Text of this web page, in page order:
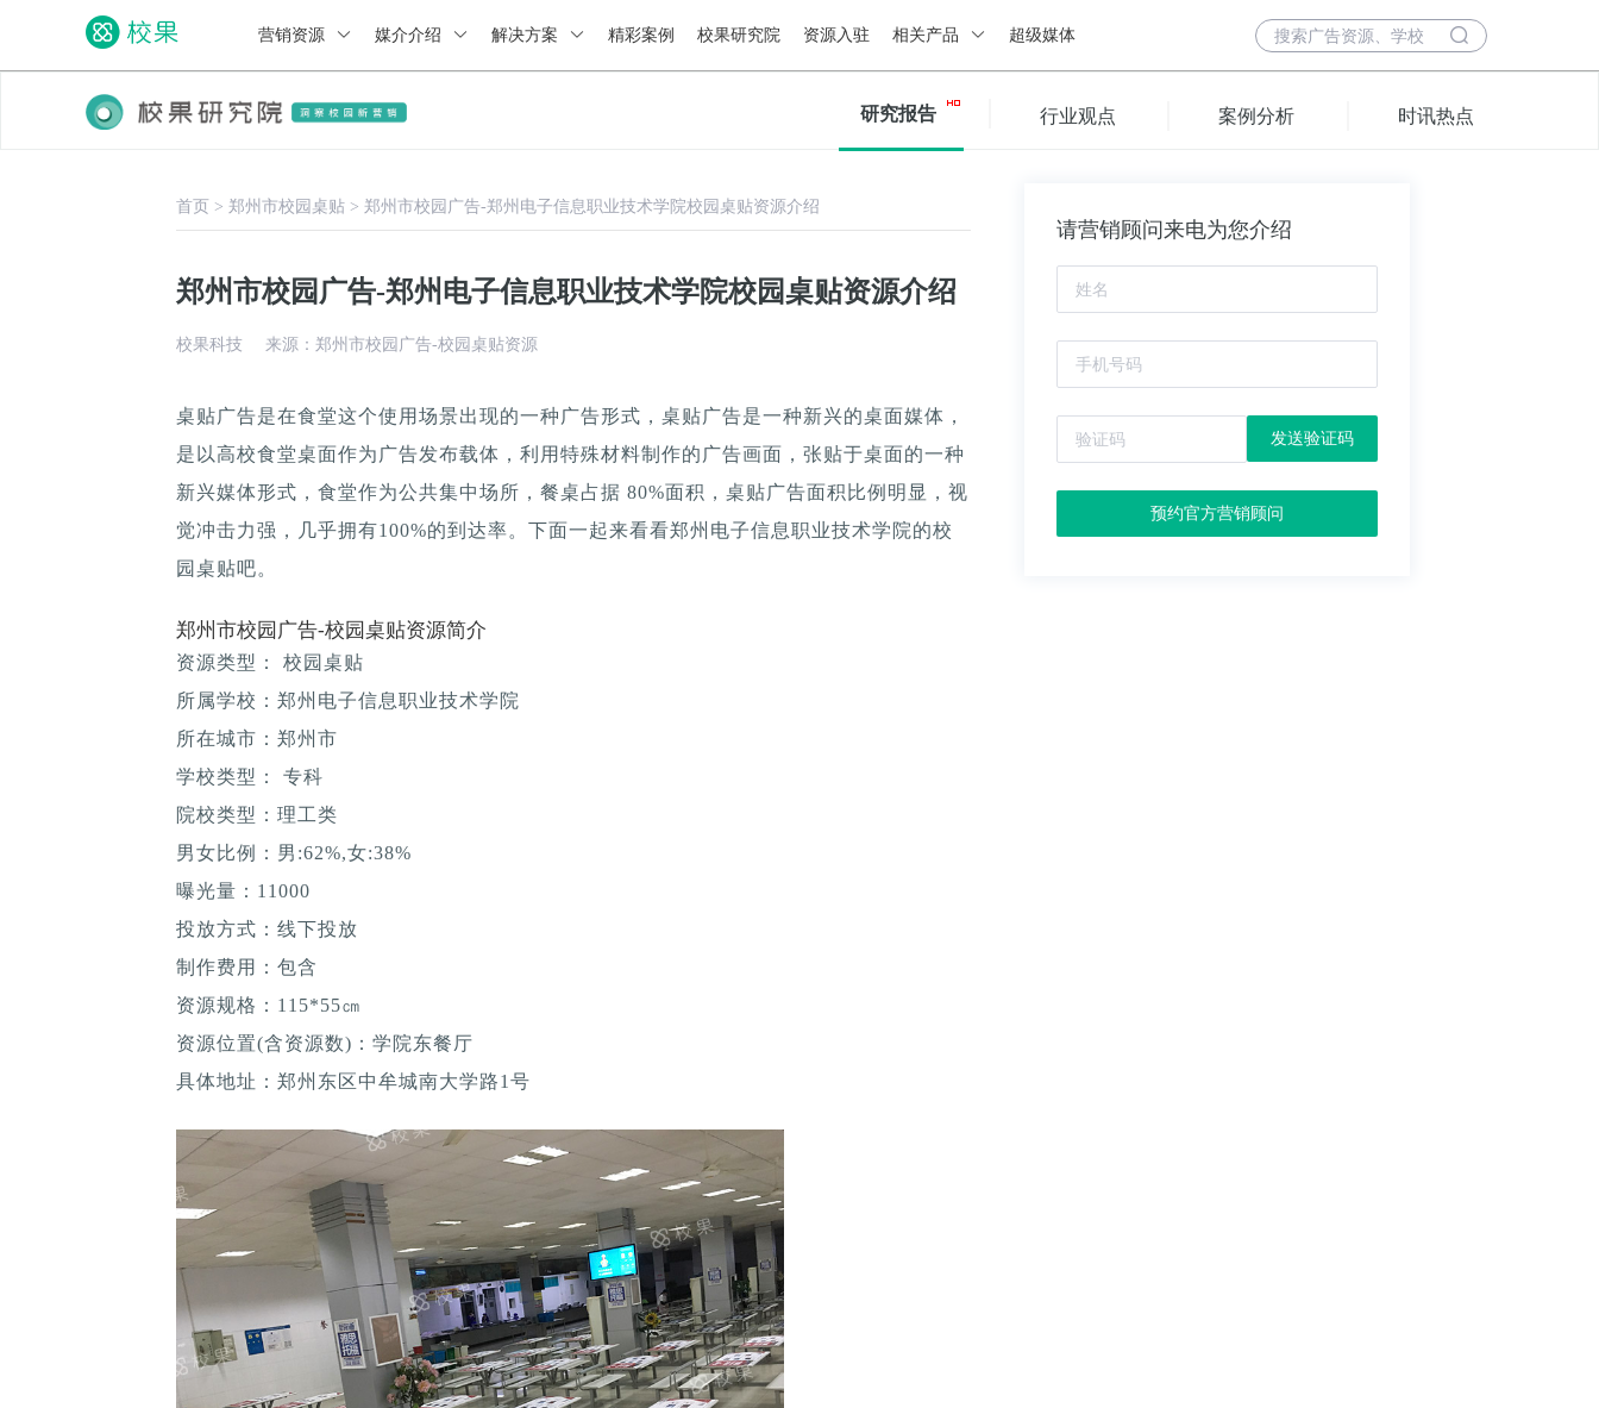
营销资源 媒介介绍 解决方案 精彩案例 校果研究院 资源入驻 相关产品 超级媒体
研究报告 行业观点 案例分析 时讯热点
首页 > 郑州市校园桌贴 > 郑州市校园广告-郑州电子信息职业技术学院校园桌贴资源介绍
郑州市校园广告-郑州电子信息职业技术学院校园桌贴资源介绍
校果科技 来源：郑州市校园广告-校园桌贴资源
桌贴广告是在食堂这个使用场景出现的一种广告形式，桌贴广告是一种新兴的桌面媒体，
是以高校食堂桌面作为广告发布载体，利用特殊材料制作的广告画面，张贴于桌面的一种
新兴媒体形式，食堂作为公共集中场所，餐桌占据 80%面积，桌贴广告面积比例明显，视
觉冲击力强，几乎拥有100%的到达率。下面一起来看看郑州电子信息职业技术学院的校
园桌贴吧。
郑州市校园广告-校园桌贴资源简介
资源类型： 校园桌贴
所属学校：郑州电子信息职业技术学院
所在城市：郑州市
学校类型： 专科
院校类型：理工类
男女比例：男:62%,女:38%
曝光量：11000
投放方式：线下投放
制作费用：包含
资源规格：115*55㎝
资源位置(含资源数)：学院东餐厅
具体地址：郑州东区中牟城南大学路1号
请营销顾问来电为您介绍
发送验证码
预约官方营销顾问